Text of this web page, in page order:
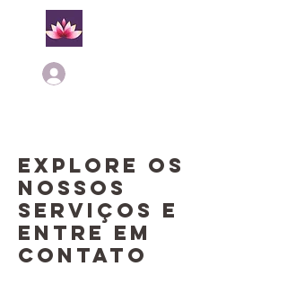
Explore os
nossos
serviços e
entre em
contato